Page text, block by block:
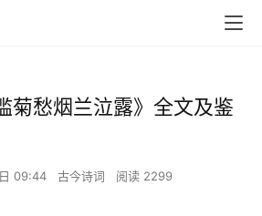
菊愁烟兰泣露》全文及鉴
09:44 古今诗词 阅读 2299